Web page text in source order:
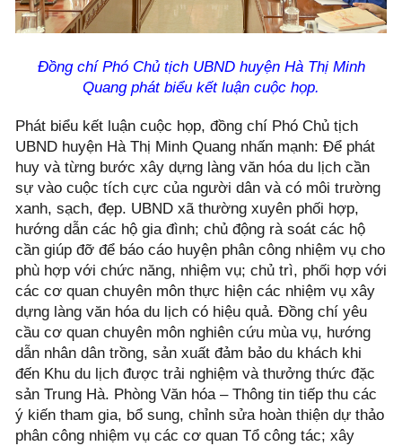
Đồng chí Phó Chủ tịch UBND huyện Hà Thị Minh
Quang phát biểu kết luận cuộc họp.
Phát biểu kết luận cuộc họp, đồng chí Phó Chủ tịch
UBND huyện Hà Thị Minh Quang nhấn mạnh: Để phát
huy và từng bước xây dựng làng văn hóa du lịch cần
sự vào cuộc tích cực của người dân và có môi trường
xanh, sạch, đẹp. UBND xã thường xuyên phối hợp,
hướng dẫn các hộ gia đình; chủ động rà soát các hộ
cần giúp đỡ để báo cáo huyện phân công nhiệm vụ cho
phù hợp với chức năng, nhiệm vụ; chủ trì, phối hợp với
các cơ quan chuyên môn thực hiện các nhiệm vụ xây
dựng làng văn hóa du lịch có hiệu quả. Đồng chí yêu
cầu cơ quan chuyên môn nghiên cứu mùa vụ, hướng
dẫn nhân dân trồng, sản xuất đảm bảo du khách khi
đến Khu du lịch được trải nghiệm và thưởng thức đặc
sản Trung Hà. Phòng Văn hóa – Thông tin tiếp thu các
ý kiến tham gia, bổ sung, chỉnh sửa hoàn thiện dự thảo
phân công nhiệm vụ các cơ quan Tổ công tác; xây